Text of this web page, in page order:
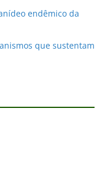
endêmico da
que sustentam